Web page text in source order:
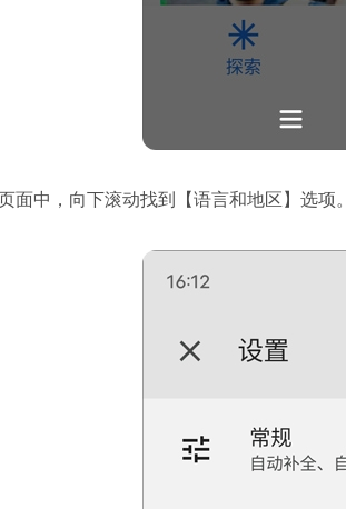
面中，向下滚动找到【语言和地区】选项。